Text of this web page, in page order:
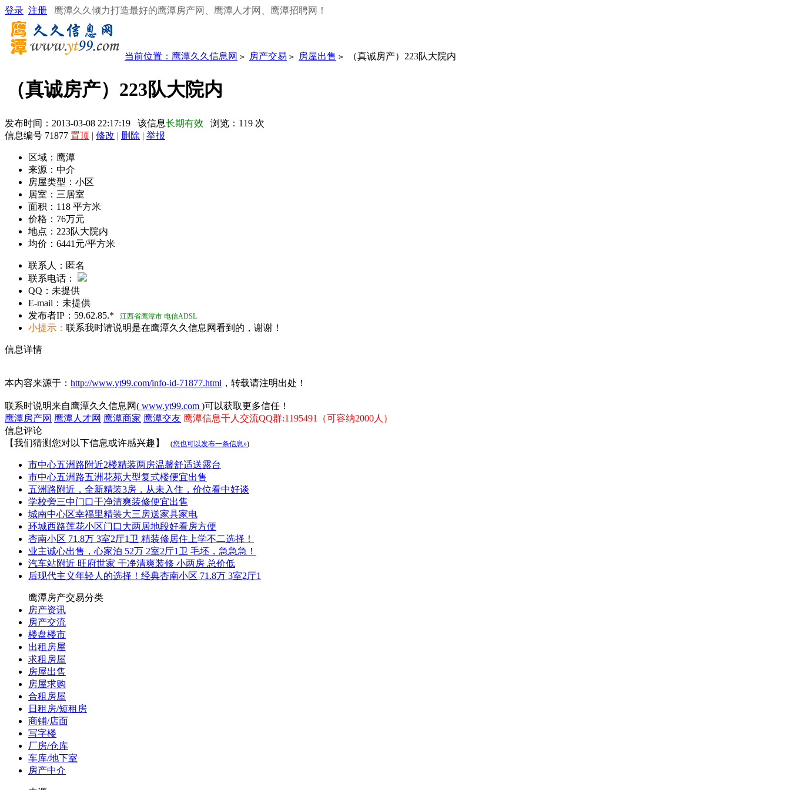
登录 注册 鹰潭久久倾力打造最好的鹰潭房产网、鹰潭人才网、鹰潭招聘网！
当前位置： 鹰潭久久信息网 > 房产交易 > 房屋出售 > （真诚房产）223队大院内
（真诚房产）223队大院内
发布时间：2013-03-08 22:17:19 该信息长期有效 浏览： 119 次
信息编号 71877 置顶 | 修改 | 删除 | 举报
区域： 鹰潭
来源： 中介
房屋类型： 小区
居室： 三居室
面积： 118 平方米
价格： 76万元
地点： 223队大院内
均价： 6441元/平方米
联系人： 匿名
联系电话：
QQ： 未提供
E-mail： 未提供
发布者IP： 59.62.85.* 江西省鹰潭市 电信ADSL
小提示： 联系我时请说明是在鹰潭久久信息网看到的，谢谢！
信息详情
本内容来源于： http://www.yt99.com/info-id-71877.html ，转载请注明出处！
联系时说明来自鹰潭久久信息网( www.yt99.com )可以获取更多信任！
鹰潭房产网 鹰潭人才网 鹰潭商家 鹰潭交友 鹰潭信息千人交流QQ群:1195491（可容纳2000人）
信息评论
【我们猜测您对以下信息或许感兴趣】
(您也可以发布一条信息»)
市中心五洲路附近2楼精装两房温馨舒适送露台
市中心五洲路五洲花苑大型复式楼便宜出售
五洲路附近，全新精装3房，从未入住，价位看中好谈
学校旁三中门口干净清爽装修便宜出售
城南中心区幸福里精装大三房送家具家电
环城西路莲花小区门口大两居地段好看房方便
杏南小区 71.8万 3室2厅1卫 精装修居住上学不二选择！
业主诚心出售，心家泊 52万 2室2厅1卫 毛坯，急急急！
汽车站附近 旺府世家 干净清爽装修 小两房 总价低
后现代主义年轻人的选择！经典杏南小区 71.8万 3室2厅1
鹰潭房产交易分类
房产资讯
房产交流
楼盘楼市
出租房屋
求租房屋
房屋出售
房屋求购
合租房屋
日租房/短租房
商铺/店面
写字楼
厂房/仓库
车库/地下室
房产中介